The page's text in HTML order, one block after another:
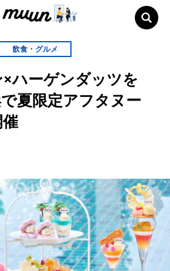
飲食・グルメ
ハーゲンダッツを
夏限定アフタヌー